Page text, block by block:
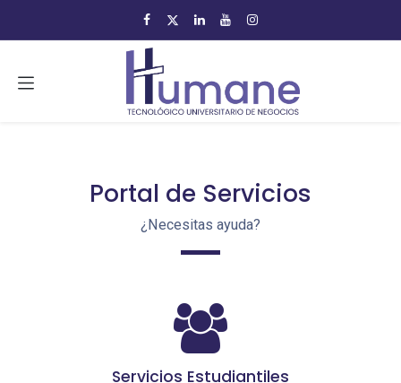
Portal de Servicios
¿Necesitas ayuda?
Servicios Estudiantiles